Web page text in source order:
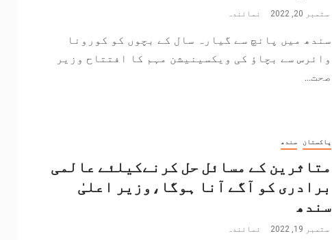
ستمبر 20, 2022 نمائندہ
سندھ میں پانچ سے گیارہ سال کے بچوں کو کورونا
وائرس سے بچاؤ کی ویکسینیشن مہم کا افتتاح وزیر
صحت...
پاکستان سندھ
متاثرین کے مسائل حل کرنےکیلئے عالمی
برادری کو آگے آنا ہوگا،وزیر اعلیٰ
سندھ
ستمبر 19, 2022 نمائندہ